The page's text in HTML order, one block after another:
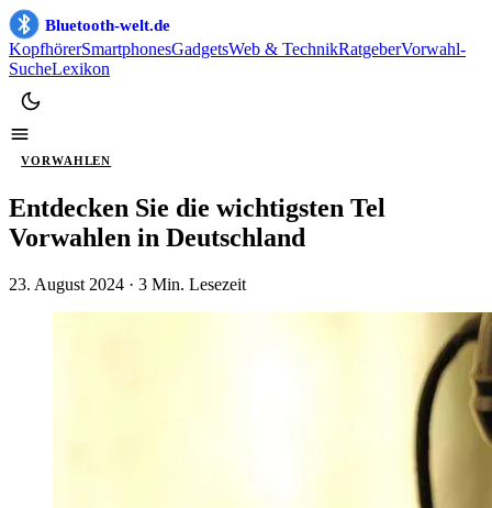
Bluetooth-welt.de
KopfhörerSmartphonesGadgetsWeb & TechnikRatgeberVorwahl-
SucheLexikon
VORWAHLEN
Entdecken Sie die wichtigsten Tel
Vorwahlen in Deutschland
23. August 2024 · 3 Min. Lesezeit